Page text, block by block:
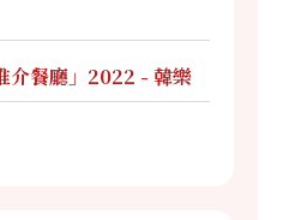
介餐廳」2022 - 韓樂